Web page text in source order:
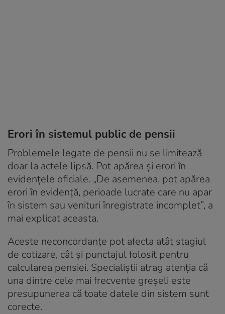
Erori în sistemul public de pensii
Problemele legate de pensii nu se limitează
doar la actele lipsă. Pot apărea și erori în
evidențele oficiale. „De asemenea, pot apărea
erori în evidență, perioade lucrate care nu apar
în sistem sau venituri înregistrate incomplet”, a
mai explicat aceasta.
Aceste neconcordanțe pot afecta atât stagiul
de cotizare, cât și punctajul folosit pentru
calcularea pensiei. Specialiștii atrag atenția că
una dintre cele mai frecvente greșeli este
presupunerea că toate datele din sistem sunt
corecte.